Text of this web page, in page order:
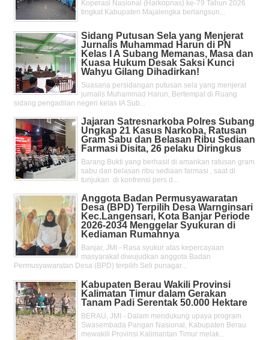
Koperasi Nasional (Harkopnas) ke-79 Tahun 2026
tingkat Kabupaten Majalengka berlangsun...
Sidang Putusan Sela yang Menjerat
Jurnalis Muhammad Harun di PN
Kelas l A Subang Memanas, Masa dan
Kuasa Hukum Desak Saksi Kunci
Wahyu Gilang Dihadirkan!
Suasana persidangan putusan sela yang menjerat
jurnalis Muhammad Harun, Bertempat di Ruang
sidang pengadilan negeri kelas IA Sub...
Jajaran Satresnarkoba Polres Subang
Ungkap 21 Kasus Narkoba, Ratusan
Gram Sabu dan Belasan Ribu Sediaan
Farmasi Disita, 26 pelaku Diringkus
Barang Bukti yang berhasil di amankan ratusan gram
sabu dan belasan ribu sediaan farmasi , saat di
tunjukan di konfrensi pers d...
Anggota Badan Permusyawaratan
Desa (BPD) Terpilih Desa Warnginsari
Kec.Langensari, Kota Banjar Periode
2026-2034 Menggelar Syukuran di
Kediaman Rumahnya
Banjar, JMI - Rasa syukur atas kepercayaan
masyarakat diwujudkan anggota Badan
Permusyawaratan Desa (BPD) terpilih Seli punagar...
Kabupaten Berau Wakili Provinsi
Kalimatan Timur dalam Gerakan
Tanam Padi Serentak 50.000 Hektare
BERAU, JMI - Dalam mendukung upaya program
Swasembada Pangan Nasional, Kabupaten Berau
mewakili Provinsi Kalimantan Timur melak...